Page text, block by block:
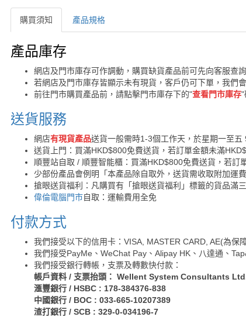
購買須知 產品規格
購買須知
產品庫存
網店及門市庫存可作調動，購買缺貨產品前可先向客服查詢
若網店及門市庫存皆顯示未有現貨，客戶仍可下單，我們
前往門市購買產品前，請點擊門市庫存下的"查看門市庫存"
送貨服務
網店有現貨產品送貨一般需時1-3個工作天，於星期一至
送貨上門：買滿HKD$800免費送貨，若訂單金額未滿
順豐站自取 / 順豐智能櫃：買滿HKD$800免費送貨，若
少部份產品會例明「本產品除自取外，送貨需收取附加運
搶眼送貨福利：凡購買有「搶眼送貨福利」標籤的貨品滿
偉倫電腦門市自取：運輸費用全免
付款方式
我們接受以下的信用卡：VISA, MASTER CARD, AE(為保
我們接受PayMe、WeChat Pay、Alipay HK、八達通、
我們接受銀行轉帳，支票及轉數快付款：
帳戶資料 / 支票抬頭： Wellent System Consultants
滙豐銀行 / HSBC : 178-384376-838
中國銀行 / BOC : 033-665-10207389
渣打銀行 / SCB : 329-0-034196-7